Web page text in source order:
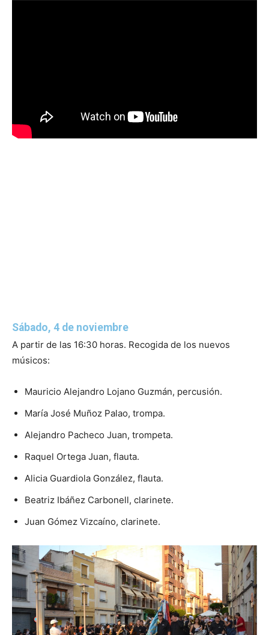
Sábado, 4 de noviembre
A partir de las 16:30 horas. Recogida de los nuevos
músicos:
Mauricio Alejandro Lojano Guzmán, percusión.
María José Muñoz Palao, trompa.
Alejandro Pacheco Juan, trompeta.
Raquel Ortega Juan, flauta.
Alicia Guardiola González, flauta.
Beatriz Ibáñez Carbonell, clarinete.
Juan Gómez Vizcaíno, clarinete.